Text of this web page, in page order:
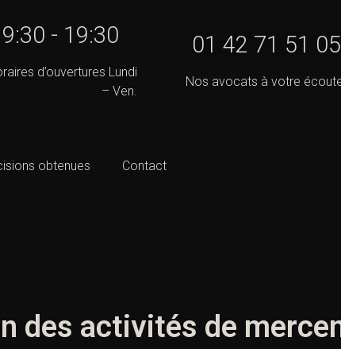
9:30 - 19:30
d’ouvertures Lundi
– Ven.
01 42 71 51 05
Nos avocats à votre
obtenues Contact
des activités de